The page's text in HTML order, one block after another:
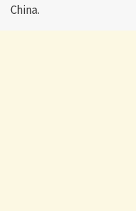
China.